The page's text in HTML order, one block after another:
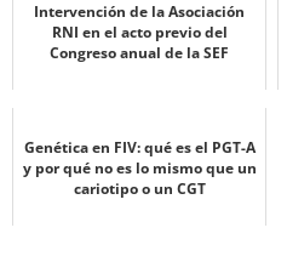
Intervención de la Asociación
RNI en el acto previo del
Congreso anual de la SEF
Genética en FIV: qué es el PGT-A
y por qué no es lo mismo que un
cariotipo o un CGT